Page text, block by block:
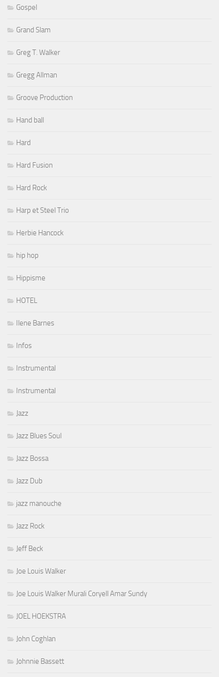
Gospel
Grand Slam
Greg T. Walker
Gregg Allman
Groove Production
Hand ball
Hard
Hard Fusion
Hard Rock
Harp et Steel Trio
Herbie Hancock
hip hop
Hippisme
HOTEL
Ilene Barnes
Infos
Instrumental
Instrumental
Jazz
Jazz Blues Soul
Jazz Bossa
Jazz Dub
jazz manouche
Jazz Rock
Jeff Beck
Joe Louis Walker
Joe Louis Walker Murali Coryell Amar Sundy
JOEL HOEKSTRA
John Coghlan
Johnnie Bassett